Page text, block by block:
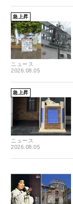
急上昇
ニュース
2026.08.05
急上昇
ニュース
2026.08.05